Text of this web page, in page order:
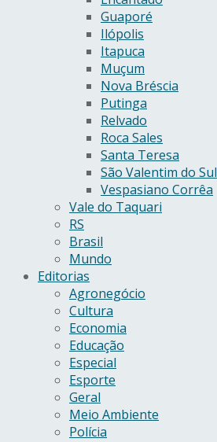
Guaporé
Ilópolis
Itapuca
Muçum
Nova Bréscia
Putinga
Relvado
Roca Sales
Santa Teresa
São Valentim do Sul
Vespasiano Corrêa
Vale do Taquari
RS
Brasil
Mundo
Editorias
Agronegócio
Cultura
Economia
Educação
Especial
Esporte
Geral
Meio Ambiente
Polícia